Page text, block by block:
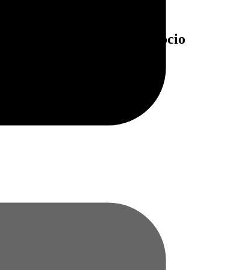
especialmente o seu negócio
para te ajudar a crescer do jeito certo.